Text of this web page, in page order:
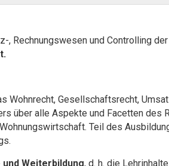
, Rechnungswesen und Controlling
Wohnrecht, Gesellschaftsrecht,
über alle Aspekte und Facetten
Teil des
Weiterbildung, d. h. die